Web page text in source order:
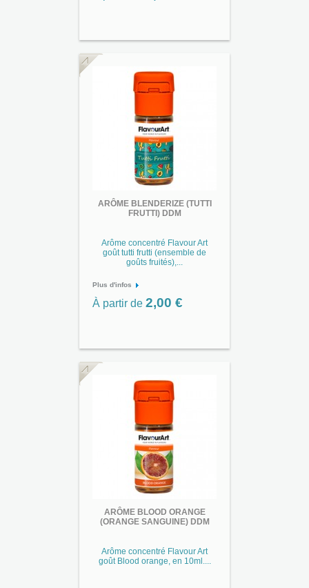
ARÔME BLENDERIZE (TUTTI
FRUTTI) DDM
Arôme concentré Flavour Art
goût tutti frutti (ensemble de
goûts fruités),...
Plus d'infos
À partir de 2,00 €
ARÔME BLOOD ORANGE
(ORANGE SANGUINE) DDM
Arôme concentré Flavour Art
goût Blood orange, en 10ml....